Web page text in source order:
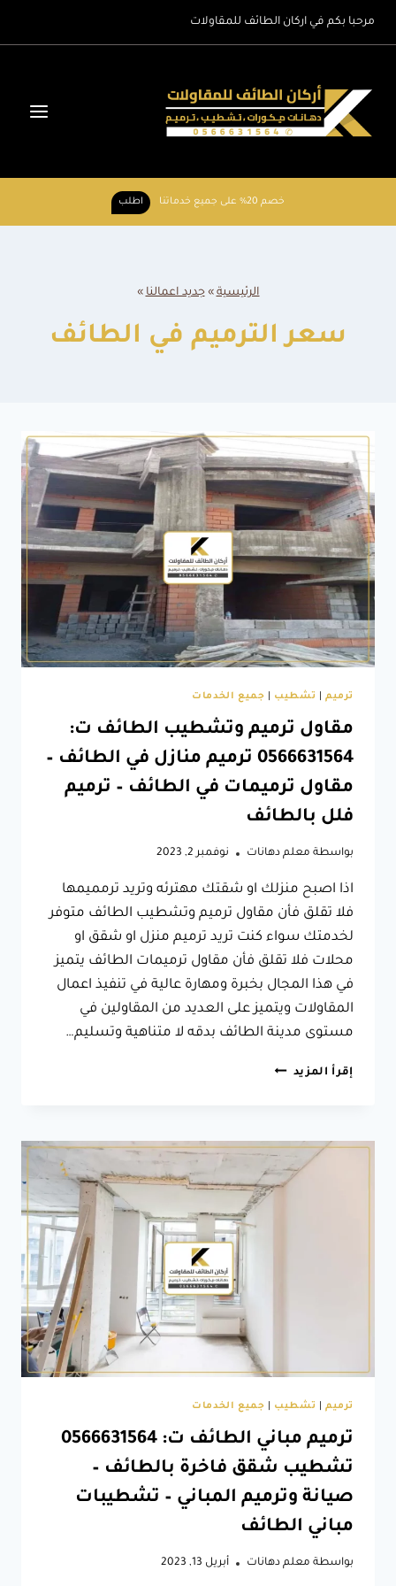
مرحبا بكم في اركان الطائف للمقاولات
خصم 20% على جميع خدماتنا اطلب
الرئيسية »جديد اعمالنا »
سعر الترميم في الطائف
ترميم| تشطيب جميع الخدمات
مقاول ترميم وتشطيب الطائف ت:
0566631564 ترميم منازل في الطائف –
مقاول ترميمات في الطائف – ترميم
فلل بالطائف
بواسطة معلم دهانات نوفمبر 2, 2023
اذا اصبح منزلك او شقتك مهترئه وتريد ترمميمها
فلا تقلق فأن مقاول ترميم وتشطيب الطائف متوفر
لخدمتك سواء كنت تريد ترميم منزل او شقق او
محلات فلا تقلق فأن مقاول ترميمات الطائف يتميز
في هذا المجال بخبرة ومهارة عالية في تنفيذ اعمال
المقاولات ويتميز على العديد من المقاولين في
مستوى مدينة الطائف بدقه لا متناهية وتسليم…
إقرأ المزيد مقاول
ت:
0566631564
ترميم
منازل
ترميم
بالطائف
ترميم| تشطيب جميع الخدمات
ترميم مباني الطائف ت: 0566631564
تشطيب شقق فاخرة بالطائف –
صيانة وترميم المباني – تشطيبات
مباني الطائف
بواسطة معلم دهانات أبريل 13, 2023